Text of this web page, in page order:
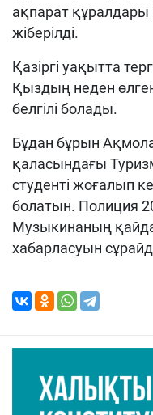
ақпарат құралдары
жіберілді.
Қазіргі уақытта
Қыздың неден
белгілі болады.
Бұдан бұрын
қаласындағы
студенті жоғалып
болатын. Полиция
Музыкинаның қайда
хабарласуын